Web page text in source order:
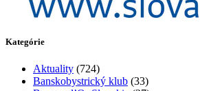
Kategórie
Aktuality (724)
Banskobystrický klub (33)